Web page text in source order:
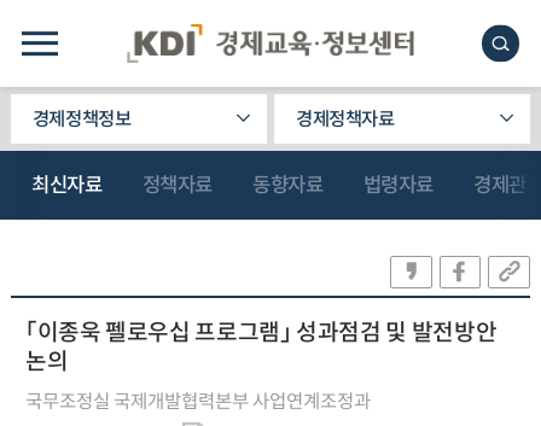
경제정책정보 경제정책자료
최신자료 정책자료 동향자료 법령자료 경제관
「이종욱 펠로우십 프로그램」 성과점검 및 발전방안
논의
국무조정실 국제개발협력본부 사업연계조정과